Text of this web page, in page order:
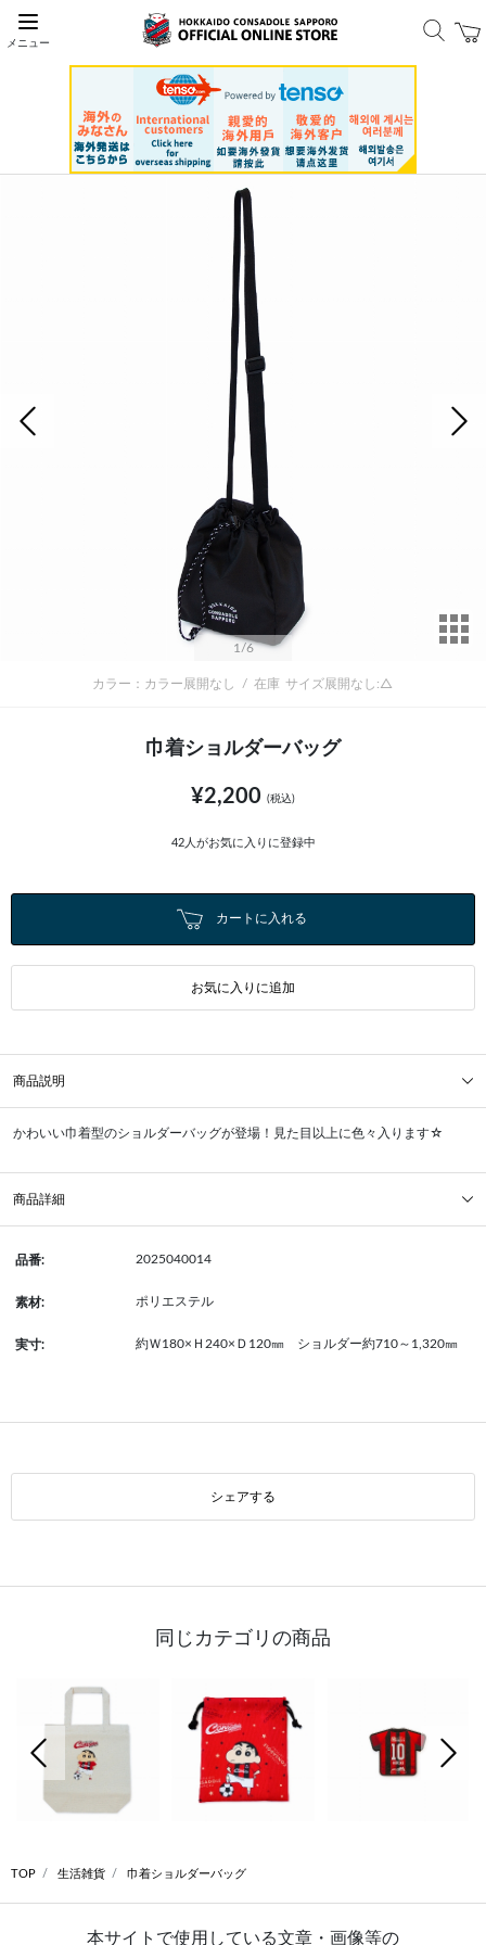
メニュー
前の画像
1 /6
カラー：カラー展開なし / 在庫 サイズ展開なし:△
巾着ショルダーバッグ
¥2,200 (税込)
42人がお気に入りに登録中
カートに入れる
お気に入りに追加
商品説明
かわいい巾着型のショルダーバッグが登場！見た目以上に色々入ります☆
商品詳細
品番: 2025040014
素材: ポリエステル
実寸: 約Ｗ180×Ｈ240×Ｄ120㎜ ショルダー約710～1,320㎜
シェアする
同じカテゴリの商品
前の画像
TOP 生活雑貨 巾着ショルダーバッグ
本サイトで使用している文章・画像等の